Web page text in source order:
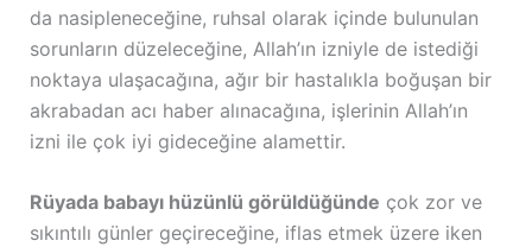
da nasipleneceğine, ruhsal olarak içinde bulunulan
sorunların düzeleceğine, Allah’ın izniyle de istediği
noktaya ulaşacağına, ağır bir hastalıkla boğuşan bir
akrabadan acı haber alınacağına, işlerinin Allah’ın
izni ile çok iyi gideceğine alamettir.
Rüyada babayı hüzünlü görüldüğünde çok zor ve
sıkıntılı günler geçireceğine, iflas etmek üzere iken